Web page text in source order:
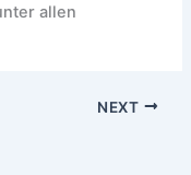
allen
NEXT